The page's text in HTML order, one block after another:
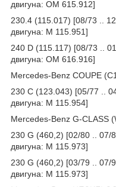
двигуна: OM 615.912]
230.4 (115.017) [08/73 ..
двигуна: M 115.951]
240 D (115.117) [08/73 ..
двигуна: OM 616.916]
Mercedes-Benz COUPE
230 C (123.043) [05/77 ..
двигуна: M 115.954]
Mercedes-Benz G-CLASS
230 G (460,2) [02/80 .. 07/
двигуна: M 115.973]
230 G (460,2) [03/79 .. 07/
двигуна: M 115.973]